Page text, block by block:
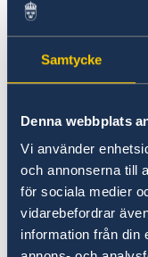
Samtycke
Denna webbplats
Vi använder
och annonserna till
för sociala medier
vidarebefordrar
information från din
nationellt id-
besök på
passet/id-kortet.
Olika
utlandet
En svensk